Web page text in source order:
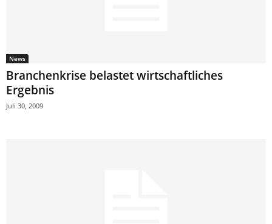
News
Branchenkrise belastet wirtschaftliches
Ergebnis
Juli 30, 2009